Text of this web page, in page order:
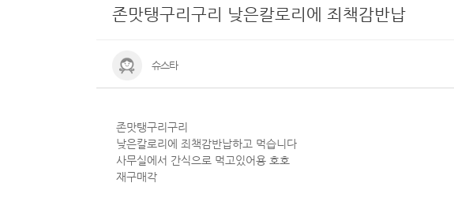
존맛탱구리구리 낮은칼로리에 죄책감반납
슈스타
존맛탱구리구리
낮은칼로리에 죄책감반납하고 먹습니다
사무실에서 간식으로 먹고있어용 호호
재구매각